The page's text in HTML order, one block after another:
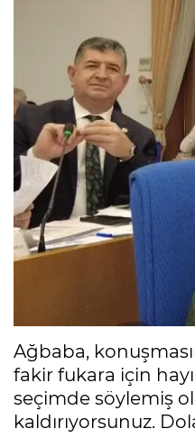
Ağbaba,
fakir fukara için
seçimde söylemiş
kaldırıyorsunuz.